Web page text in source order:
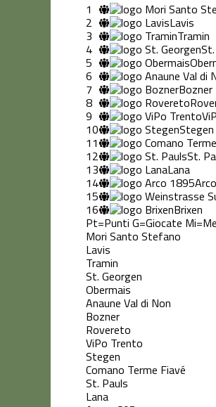
1
2 Lavis
3 Tramin
4
5
6
7 Bozner
8
9
10 Stegen
11
12 St.
13 Lana
14
15
16 Brixen
Pt=Punti G=Giocate
Mori Santo Stefano
Lavis
Tramin
St. Georgen
Obermais
Anaune Val di Non
Bozner
Rovereto
ViPo Trento
Stegen
Comano Terme Fiavé
St. Pauls
Lana